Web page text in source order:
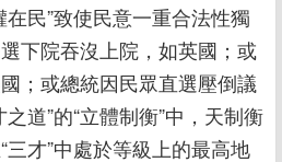
民”致使民意一重合法性獨
下院吞沒上院，如英國；或
；或總統因民眾直選壓倒議
道”的“立體制衡”中，天制衡
才”中處於等級上的最高地